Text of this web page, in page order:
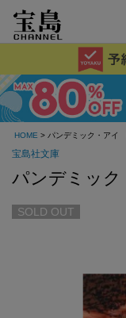
HOME > パンデミック・アイ
宝島社文庫
パンデミック
SOLD OUT